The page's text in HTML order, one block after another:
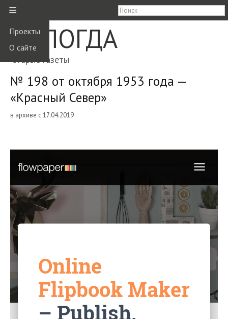
≡
Проекты
О сайте
ВОЛОГДА
старые газеты
№ 198 от октября 1953 года —
«Красный Север»
в архиве с 17.04.2019